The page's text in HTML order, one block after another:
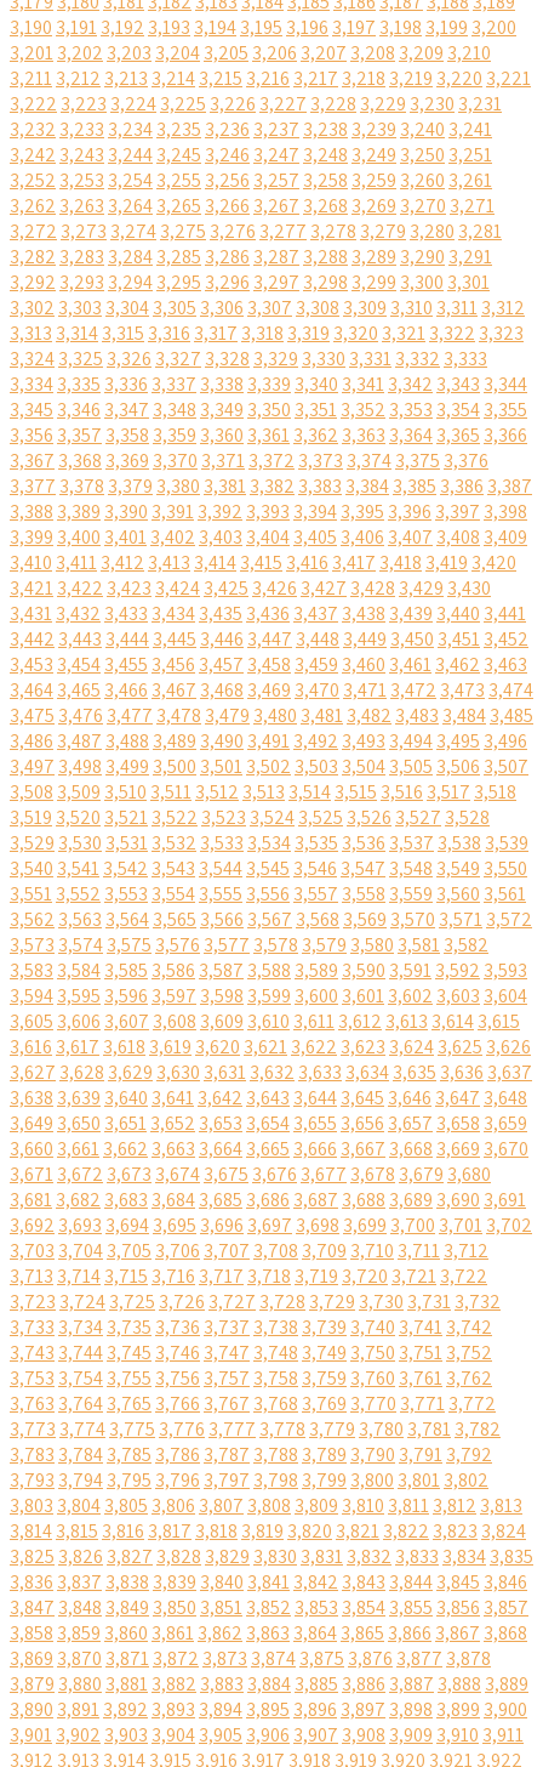
3,190 3,1913,192 3,193 3,1943,195 3,196 3,197 3,198 3,199 3,200
3,2013,202 3,203 3,2043,205 3,206 3,207 3,208 3,209 3,210
3,2113,212 3,213 3,2143,215 3,216 3,217 3,218 3,219 3,220 3,221
3,222 3,223 3,2243,225 3,226 3,227 3,228 3,229 3,230 3,231
3,232 3,233 3,2343,235 3,236 3,237 3,238 3,239 3,240 3,241
3,242 3,243 3,2443,245 3,246 3,247 3,248 3,249 3,250 3,251
3,252 3,253 3,2543,255 3,256 3,257 3,258 3,259 3,260 3,261
3,262 3,263 3,2643,265 3,266 3,267 3,268 3,269 3,270 3,271
3,272 3,273 3,2743,275 3,276 3,277 3,278 3,279 3,280 3,281
3,282 3,283 3,2843,285 3,286 3,287 3,288 3,289 3,290 3,291
3,292 3,293 3,2943,295 3,296 3,297 3,298 3,299 3,300 3,301
3,302 3,303 3,3043,305 3,306 3,307 3,308 3,309 3,310 3,3113,312
3,313 3,3143,315 3,316 3,317 3,318 3,319 3,320 3,3213,322 3,323
3,3243,325 3,326 3,327 3,328 3,329 3,330 3,3313,332 3,333
3,3343,335 3,336 3,337 3,338 3,339 3,340 3,3413,342 3,343 3,344
3,345 3,346 3,347 3,348 3,349 3,350 3,3513,352 3,353 3,3543,355
3,356 3,357 3,358 3,359 3,360 3,3613,362 3,363 3,3643,365 3,366
3,367 3,368 3,369 3,370 3,3713,372 3,373 3,3743,375 3,376
3,377 3,378 3,379 3,380 3,3813,382 3,383 3,3843,385 3,386 3,387
3,388 3,389 3,390 3,3913,392 3,393 3,3943,395 3,396 3,397 3,398
3,399 3,400 3,4013,402 3,403 3,4043,405 3,406 3,407 3,408 3,409
3,410 3,4113,412 3,413 3,4143,415 3,416 3,417 3,418 3,419 3,420
3,4213,422 3,423 3,4243,425 3,426 3,427 3,428 3,429 3,430
3,4313,432 3,433 3,4343,435 3,436 3,437 3,438 3,439 3,440 3,441
3,442 3,443 3,4443,445 3,446 3,447 3,448 3,449 3,450 3,4513,452
3,453 3,4543,455 3,456 3,457 3,458 3,459 3,460 3,4613,462 3,463
3,4643,465 3,466 3,467 3,468 3,469 3,470 3,4713,472 3,473 3,474
3,475 3,476 3,477 3,478 3,479 3,480 3,4813,482 3,483 3,4843,485
3,486 3,487 3,488 3,489 3,490 3,4913,492 3,493 3,4943,495 3,496
3,497 3,498 3,499 3,500 3,5013,502 3,503 3,5043,505 3,506 3,507
3,508 3,509 3,510 3,5113,512 3,513 3,5143,515 3,516 3,517 3,518
3,519 3,520 3,5213,522 3,523 3,5243,525 3,526 3,527 3,528
3,529 3,530 3,5313,532 3,533 3,5343,535 3,536 3,537 3,538 3,539
3,540 3,5413,542 3,543 3,5443,545 3,546 3,547 3,548 3,549 3,550
3,5513,552 3,553 3,5543,555 3,556 3,557 3,558 3,559 3,560 3,561
3,562 3,563 3,5643,565 3,566 3,567 3,568 3,569 3,570 3,5713,572
3,573 3,5743,575 3,576 3,577 3,578 3,579 3,580 3,5813,582
3,583 3,5843,585 3,586 3,587 3,588 3,589 3,590 3,5913,592 3,593
3,5943,595 3,596 3,597 3,598 3,599 3,600 3,6013,602 3,603 3,604
3,605 3,606 3,607 3,608 3,609 3,610 3,6113,612 3,613 3,6143,615
3,616 3,617 3,618 3,619 3,620 3,6213,622 3,623 3,6243,625 3,626
3,627 3,628 3,629 3,630 3,6313,632 3,633 3,6343,635 3,636 3,637
3,638 3,639 3,640 3,6413,642 3,643 3,6443,645 3,646 3,647 3,648
3,649 3,650 3,6513,652 3,653 3,6543,655 3,656 3,657 3,658 3,659
3,660 3,6613,662 3,663 3,6643,665 3,666 3,667 3,668 3,669 3,670
3,6713,672 3,673 3,6743,675 3,676 3,677 3,678 3,679 3,680
3,6813,682 3,683 3,6843,685 3,686 3,687 3,688 3,689 3,690 3,691
3,692 3,693 3,6943,695 3,696 3,697 3,698 3,699 3,700 3,7013,702
3,703 3,7043,705 3,706 3,707 3,708 3,709 3,710 3,7113,712
3,713 3,7143,715 3,716 3,717 3,718 3,719 3,720 3,7213,722
3,723 3,7243,725 3,726 3,727 3,728 3,729 3,730 3,7313,732
3,733 3,7343,735 3,736 3,737 3,738 3,739 3,740 3,7413,742
3,743 3,7443,745 3,746 3,747 3,748 3,749 3,750 3,7513,752
3,753 3,7543,755 3,756 3,757 3,758 3,759 3,760 3,7613,762
3,763 3,7643,765 3,766 3,767 3,768 3,769 3,770 3,7713,772
3,773 3,7743,775 3,776 3,777 3,778 3,779 3,780 3,7813,782
3,783 3,7843,785 3,786 3,787 3,788 3,789 3,790 3,7913,792
3,793 3,7943,795 3,796 3,797 3,798 3,799 3,800 3,8013,802
3,803 3,8043,805 3,806 3,807 3,808 3,809 3,810 3,8113,812 3,813
3,8143,815 3,816 3,817 3,818 3,819 3,820 3,8213,822 3,823 3,824
3,825 3,826 3,827 3,828 3,829 3,830 3,8313,832 3,833 3,8343,835
3,836 3,837 3,838 3,839 3,840 3,8413,842 3,843 3,8443,845 3,846
3,847 3,848 3,849 3,850 3,8513,852 3,853 3,8543,855 3,856 3,857
3,858 3,859 3,860 3,8613,862 3,863 3,8643,865 3,866 3,867 3,868
3,869 3,870 3,8713,872 3,873 3,8743,875 3,876 3,877 3,878
3,879 3,880 3,8813,882 3,883 3,8843,885 3,886 3,887 3,888 3,889
3,890 3,8913,892 3,893 3,8943,895 3,896 3,897 3,898 3,899 3,900
3,9013,902 3,903 3,9043,905 3,906 3,907 3,908 3,909 3,910 3,911
3,912 3,913 3,9143,915 3,916 3,917 3,918 3,919 3,920 3,9213,922